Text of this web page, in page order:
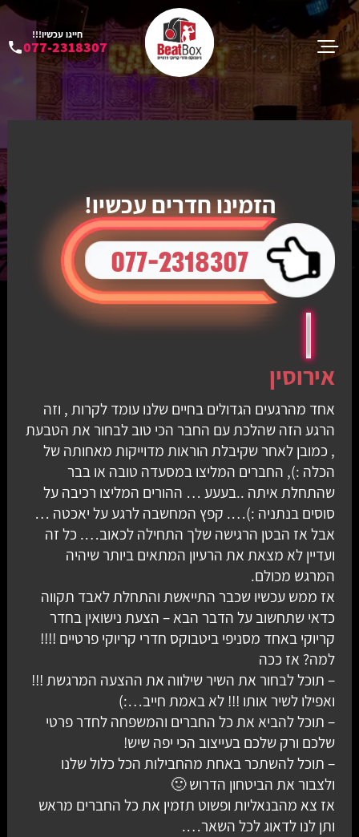
חייגו עכשיו!!!
077-2318307
הזמינו חדרים עכשיו!
077-2318307
אירוסין
אחד מהרגעים הגדולים בחיים שלנו עומד לקרות , וזה
הרגע הזה שהלכת עם החבר הכי טוב לבחור את הטבעת
, כמובן לאחר שקיבלת הוראות מדוייקות מאחותה של
הכלה :), החברים המליצו במסעדה טובה או בבר
שהתחלת איתה ..בעעע … ההורים המליצו רכיבה על
סוסים בנתניה :)…. קפץ המחשבה לרגע על יאכטה …
אבל אז הבטן הרגישה שלך התחילה לכאוב…. כל זה
ועדיין לא מצאת את הרעיון המתאים ביותר שיהיה
המרגש מכולם.
אז ממש עכשיו שכבר התייאשת והתחלת לאבד תקווה
כדאי שתחשוב על הדבר הבא – הצעת נישואין בחדר
קריוקי באחד מסניפי ביטבוקס חדרי קריוקי פרטיים !!!!
למה? אז ככה
– תוכל לבחור את השיר שילווה את ההצעה המרגשת !!!
ואפילו לשיר אותו !!! לא באמת חייב…:)
– תוכל להביא את כל החברים והמשפחה לחדר פרטי
שלכם ורק שלכם בעייצוב הכי יפה שיש!
– תוכל להשתכר באחת מהחבילות הכל כלול שלנו
ולצבור את הביטחון הדרוש 🙂
אז צא מהבנאליות ופשוט תזמין את כל החברים מראש
ותן לנו לדאוג לכל השאר….